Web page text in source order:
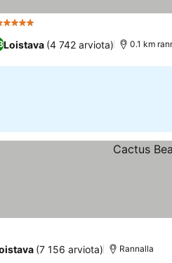
Tähtiluokitus
Loistava (4 742 arviota) 0.1 km
(7 156 arviota) Rannalla